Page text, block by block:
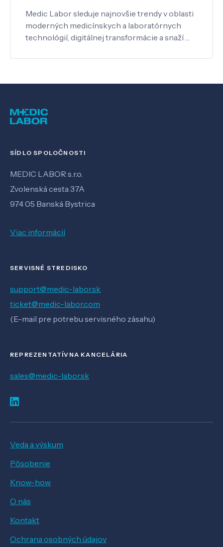
Medic Labor sleduje najnovšie trendy v oblasti
moderných medicínskych a laboratórnych
technológií, digitálnej transformácie a snaží …
SÍDLO SPOLOČNOSTI
MEDIC LABOR s.r.o.
Zvolenská cesta 37A
974 05 Banská Bystrica
Viac informácií
SERVISNÉ STREDISKO
support@medic-labor.sk
ticket@medic-labor.com
(E-mail pre potrebu servisného zásahu)
REPREZENTATÍVNA KANCELÁRIA
sales@medic-labor.sk
Veda a výskum
Pôsobenie
Know-how
O nás
Kontakt
Ochrana osobných údajov